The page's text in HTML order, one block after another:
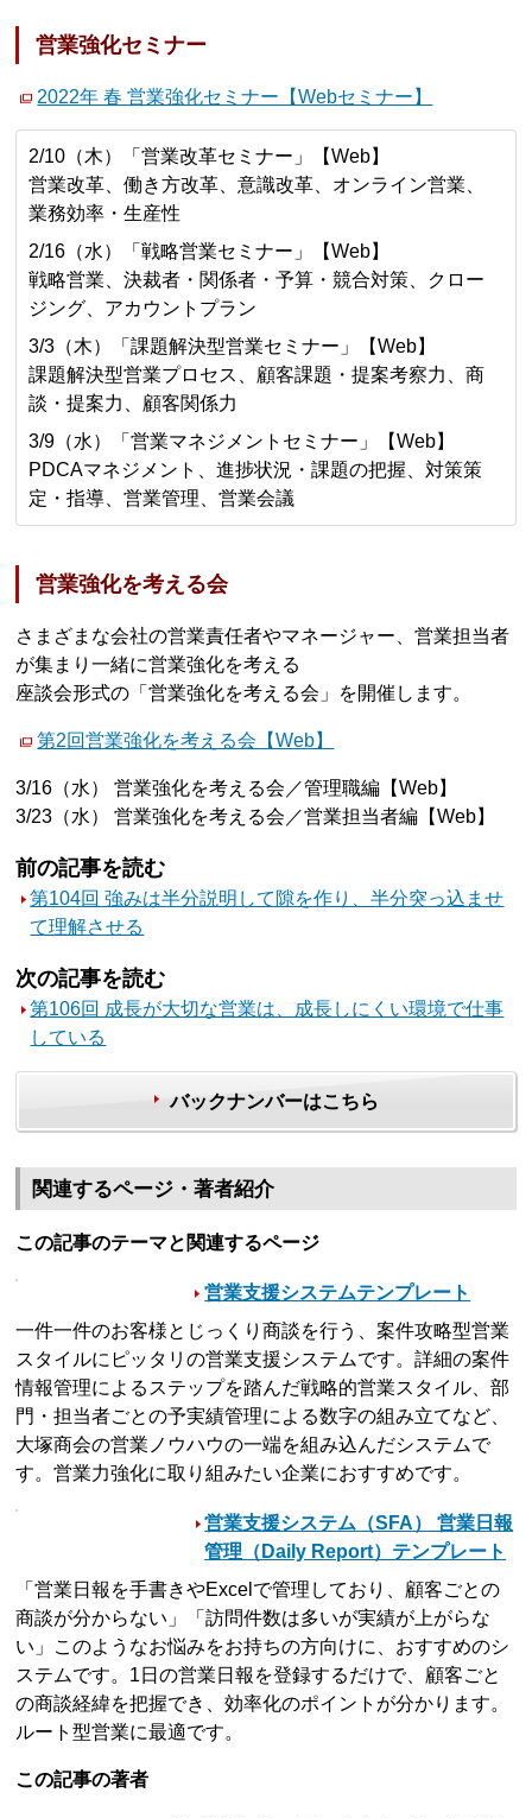
営業強化セミナー
2022年 春 営業強化セミナー【Webセミナー】
2/10（木）「営業改革セミナー」【Web】
営業改革、働き方改革、意識改革、オンライン営業、
業務効率・生産性
2/16（水）「戦略営業セミナー」【Web】
戦略営業、決裁者・関係者・予算・競合対策、クロー
ジング、アカウントプラン
3/3（木）「課題解決型営業セミナー」【Web】
課題解決型営業プロセス、顧客課題・提案考察力、商
談・提案力、顧客関係力
3/9（水）「営業マネジメントセミナー」【Web】
PDCAマネジメント、進捗状況・課題の把握、対策策
定・指導、営業管理、営業会議
営業強化を考える会
さまざまな会社の営業責任者やマネージャー、営業担当者
が集まり一緒に営業強化を考える
座談会形式の「営業強化を考える会」を開催します。
第2回営業強化を考える会【Web】
3/16（水） 営業強化を考える会／管理職編【Web】
3/23（水） 営業強化を考える会／営業担当者編【Web】
前の記事を読む
第104回 強みは半分説明して隙を作り、半分突っ込ませ
て理解させる
次の記事を読む
第106回 成長が大切な営業は、成長しにくい環境で仕事
している
バックナンバーはこちら
関連するページ・著者紹介
この記事のテーマと関連するページ
営業支援システムテンプレート
一件一件のお客様とじっくり商談を行う、案件攻略型営業
スタイルにピッタリの営業支援システムです。詳細の案件
情報管理によるステップを踏んだ戦略的営業スタイル、部
門・担当者ごとの予実績管理による数字の組み立てなど、
大塚商会の営業ノウハウの一端を組み込んだシステムで
す。営業力強化に取り組みたい企業におすすめです。
営業支援システム（SFA） 営業日報
管理（Daily Report）テンプレート
「営業日報を手書きやExcelで管理しており、顧客ごとの
商談が分からない」「訪問件数は多いが実績が上がらな
い」このようなお悩みをお持ちの方向けに、おすすめのシ
ステムです。1日の営業日報を登録するだけで、顧客ごと
の商談経緯を把握でき、効率化のポイントが分かります。
ルート型営業に最適です。
この記事の著者